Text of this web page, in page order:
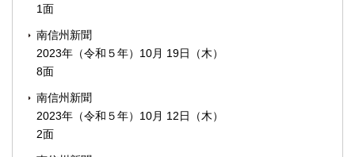
1面
南信州新聞
2023年（令和５年）10月 19日（木）
8面
南信州新聞
2023年（令和５年）10月 12日（木）
2面